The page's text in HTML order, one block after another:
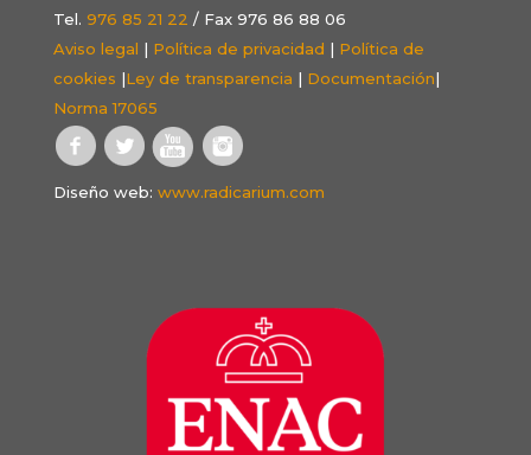
Tel. 976 85 21 22 / Fax 976 86 88 06
Aviso legal | Política de privacidad | Política de
cookies |Ley de transparencia | Documentación|
Norma 17065
Diseño web: www.radicarium.com